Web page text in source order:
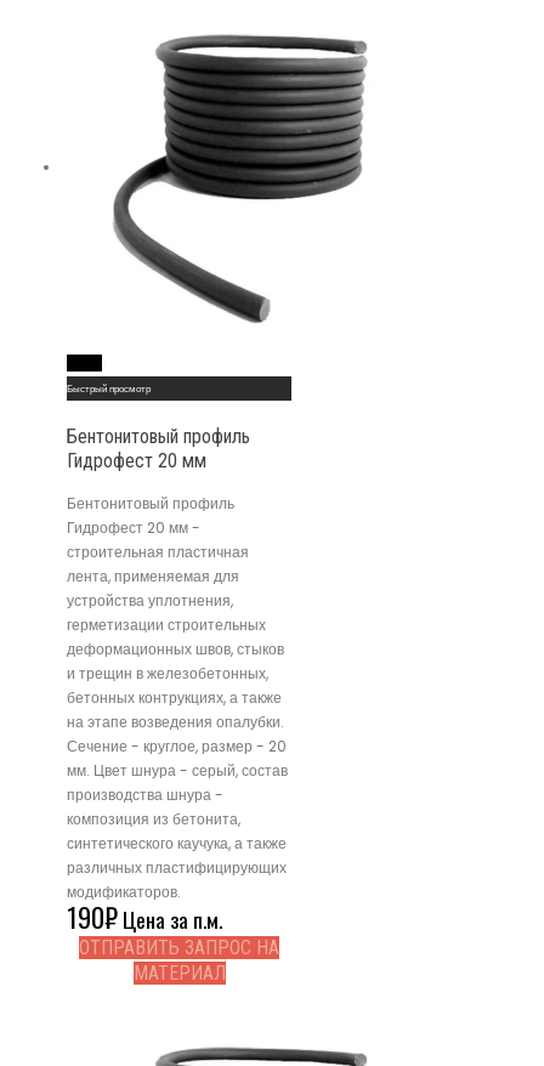
Быстрый просмотр
Бентонитовый профиль
Гидрофест 20 мм
Бентонитовый профиль
Гидрофест 20 мм -
строительная пластичная
лента, применяемая для
устройства уплотнения,
герметизации строительных
деформационных швов, стыков
и трещин в железобетонных,
бетонных контрукциях, а также
на этапе возведения опалубки.
Сечение - круглое, размер - 20
мм. Цвет шнура - серый, состав
производства шнура -
композиция из бетонита,
синтетического каучука, а также
различных пластифицирующих
модификаторов.
190₽Цена за п.м.
ОТПРАВИТЬ ЗАПРОС НА
МАТЕРИАЛ